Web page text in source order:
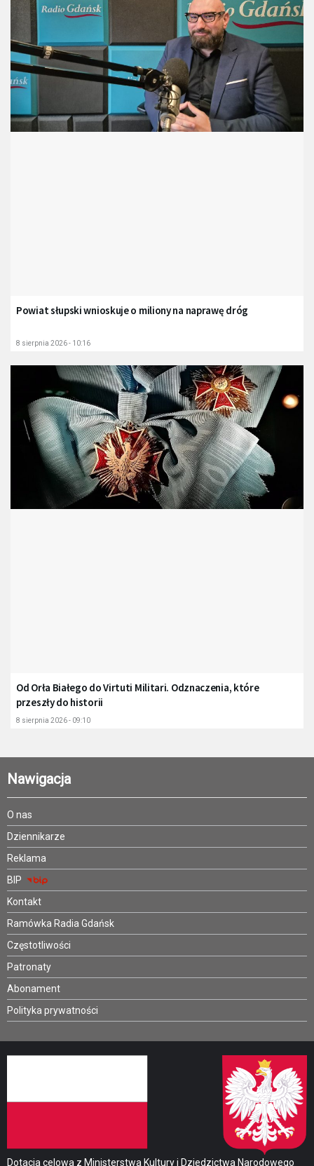
Powiat słupski wnioskuje o miliony na naprawę dróg
8 sierpnia 2026 - 10:16
Od Orła Białego do Virtuti Militari. Odznaczenia, które
przeszły do historii
8 sierpnia 2026 - 09:10
Nawigacja
O nas
Dziennikarze
Reklama
BIP
Kontakt
Ramówka Radia Gdańsk
Częstotliwości
Patronaty
Abonament
Polityka prywatności
Dotacja celowa z Ministerstwa Kultury i Dziedzictwa Narodowego